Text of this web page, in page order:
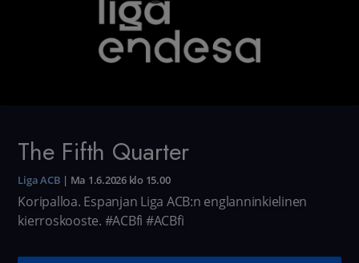
The Fifth Quarter
Liga ACB | Ma 1.6.2026 klo 15.00
Koripalloa. Espanjan Liga ACB:n englanninkielinen
kierroskooste. #ACBfi #ACBfi